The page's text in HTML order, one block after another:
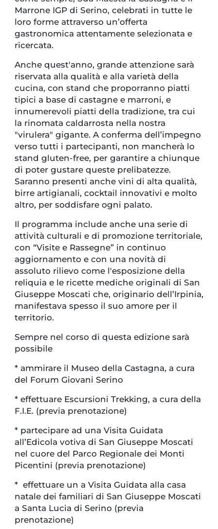
Marrone IGP di Serino, celebrati in tutte le
loro forme attraverso un’offerta
gastronomica attentamente selezionata e
ricercata.
Anche quest'anno, grande attenzione sarà
riservata alla qualità e alla varietà della
cucina, con stand che proporranno piatti
tipici a base di castagne e marroni, e
innumerevoli piatti della tradizione, tra cui
la rinomata caldarrosta nella nostra
"virulera" gigante. A conferma dell’impegno
verso tutti i partecipanti, non mancherà lo
stand gluten-free, per garantire a chiunque
di poter gustare queste prelibatezze.
Saranno presenti anche vini di alta qualità,
birre artigianali, cocktail innovativi e molto
altro, per soddisfare ogni palato.
Il programma include anche una serie di
attività culturali e di promozione territoriale,
con “Visite e Rassegne” in continuo
aggiornamento e con una novità di
assoluto rilievo come l'esposizione della
reliquia e le ricette mediche originali di San
Giuseppe Moscati che, originario dell’Irpinia,
manifestava spesso il suo amore per il
territorio.
Sempre nel corso di questa edizione sarà
possibile
* ammirare il Museo della Castagna, a cura
del Forum Giovani Serino
* effettuare Escursioni Trekking, a cura della
F.I.E. (previa prenotazione)
* partecipare ad una Visita Guidata
all’Edicola votiva di San Giuseppe Moscati
nel cuore del Parco Regionale dei Monti
Picentini (previa prenotazione)
* effettuare un a Visita Guidata alla casa
natale dei familiari di San Giuseppe Moscati
a Santa Lucia di Serino (previa
prenotazione)